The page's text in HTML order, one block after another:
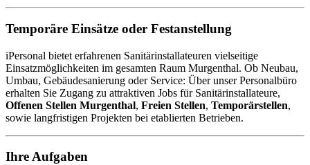
Temporäre Einsätze oder Festanstellung
iPersonal bietet erfahrenen Sanitärinstallateuren vielseitige
Einsatzmöglichkeiten im gesamten Raum Murgenthal. Ob Neubau,
Umbau, Gebäudesanierung oder Service: Über unser Personalbüro
erhalten Sie Zugang zu attraktiven Jobs für Sanitärinstallateure,
Offenen Stellen Murgenthal, Freien Stellen, Temporärstellen,
sowie langfristigen Projekten bei etablierten Betrieben.
Ihre Aufgaben